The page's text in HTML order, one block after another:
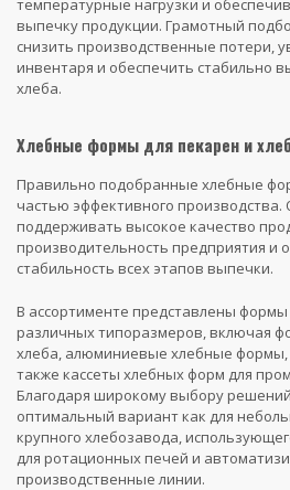
температурные нагрузки и
выпечку продукции. Грамотный
снизить производственные потери,
инвентаря и обеспечить стабильно
хлеба.
Хлебные формы для пекарен и
Правильно подобранные хлебные
частью эффективного
поддерживать высокое качество
производительность предприятия и
стабильность всех этапов выпечки.
В ассортименте представлены
различных типоразмеров, включая
хлеба, алюминиевые хлебные
также кассеты хлебных форм для
Благодаря широкому выбору
оптимальный вариант как для
крупного хлебозавода,
для ротационных печей и
производственные линии.